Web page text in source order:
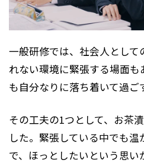
一般研修では、社会人とし
れない環境に緊張する場面
も自分なりに落ち着いて過ご
その工夫の1つとして、お茶
した。緊張している中でも
で、ほっとしたいという思い